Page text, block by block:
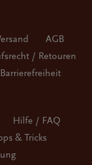
AGB
/ Retouren
Hilfe / FAQ
& Tricks